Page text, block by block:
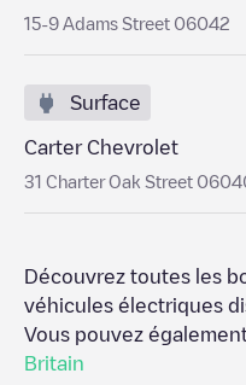
15-9 Adams Street 06042
Surface
Carter Chevrolet
31 Charter Oak Street
Découvrez toutes les
véhicules électriques
Vous pouvez
Britain